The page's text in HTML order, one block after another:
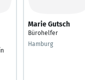
Marie Gutsch
Bürohelfer
Hamburg